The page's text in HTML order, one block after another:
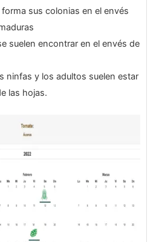
forma sus colonias en el envés
suelen encontrar en el envés de
ninfas y los adultos suelen estar
las hojas.